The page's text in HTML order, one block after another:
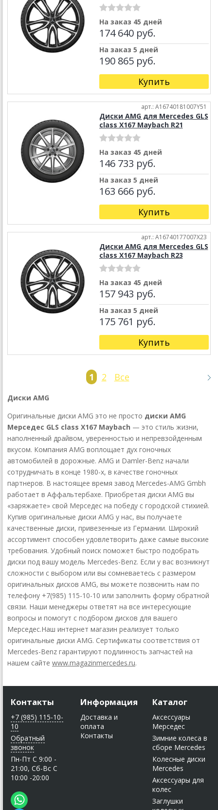
На заказ 45 дней
174 640 руб.
На заказ 5 дней
190 865 руб.
Купить
арт.: A16740181007Y51
Диски AMG для Mercedes GLS
class X167 Maybach R21
На заказ 45 дней
146 733 руб.
На заказ 5 дней
163 666 руб.
Купить
арт.: A16740177007X23
Диски AMG для Mercedes GLS
class X167 Maybach R23
На заказ 45 дней
157 943 руб.
На заказ 5 дней
175 761 руб.
Купить
1 2 Все
Диски AMG
Оригинальные диски AMG это не просто диски AMG
Мерседес GLS class X167 Maybach — это стиль жизни,
наполненный драйвом, уверенностью и непревзойденным
вкусом. Компания AMG воплощает дух гоночных
автомобилей в дорожные. AMG и Damler-Benz начали
сотрудничать в конце 1980-х, в качестве гоночных
партнеров. В настоящее время завод Mercedes-AMG Gmbh
работает в Аффальтербахе. Приобретая диски AMG вы
«заряжаете» свой Мерседес на победу с городской стихией.
Купив оригинальные диски AMG у нас, вы получаете
качественные диски, привезенные из Германии. Широкий
ассортимент способен удовлетворить даже самые высокие
требования. Удобный поиск поможет быстро подобрать
диски под вашу модель Mercedes-Benz. Если у вас возникнут
сложности с выбором или вы сомневаетесь с размером
оригинальных дисков AMG, вы можете позвонить нам по
телефону +7(985) 115-10-10 или заполнить форму обратной
связи. Наши менеджеры ответят на все интересующие
вопросы и помогут с подбором дисков для вашего
Мерседес.Наш интернет магазин реализует только
оригинальные диски AMG. Сертификаты соответствия от
Mercedes-Benz гарантируют подлинность запчастей на
нашем сайте www.magazinmercedes.ru.
Контакты
+7 (985) 115-10-
10
Обратный
звонок
Пн-Пт C 9:00 -
21:00, Сб-Вс С
10:00 -20:00
Информация
Доставка и
оплата
Контакты
Каталог
Аксессуары
Мерседес
Зимние колеса в
сборе Mercedes
Колесные диски
Mercedes
Аксессуары для
колес
Заглушки